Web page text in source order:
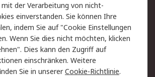
Datenschutz
Zahlungsbedingungen
mit der Verarbeitung von nicht-
einverstanden. Sie können Ihre
indem Sie auf "Cookie Einstellungen
Wenn Sie dies nicht möchten, klicken
Dies kann den Zugriff auf
einschränken. Weitere
Sie in unsererCookie-Richtlinie.